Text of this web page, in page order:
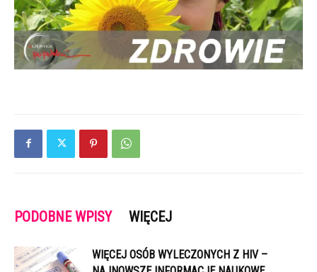
PODOBNE WPISY WIĘCEJ
WIĘCEJ OSÓB WYLECZONYCH Z HIV –